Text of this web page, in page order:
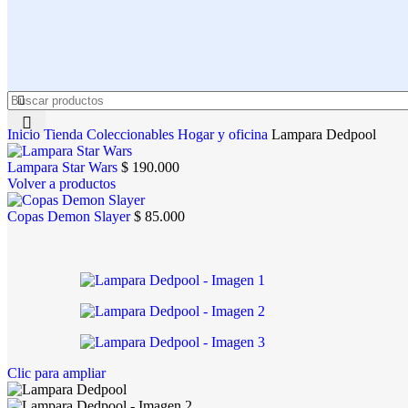
Inicio Tienda Coleccionables Hogar y oficina Lampara Dedpool
Lampara Star Wars $ 190.000
Volver a productos
Copas Demon Slayer$ 85.000
Clic para ampliar